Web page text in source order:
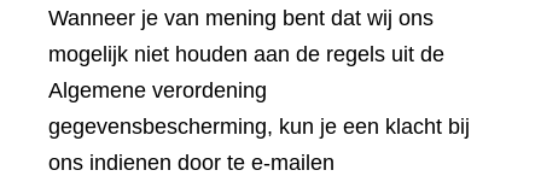
Wanneer je van mening bent dat wij ons
mogelijk niet houden aan de regels uit de
Algemene verordening
gegevensbescherming, kun je een klacht bij
ons indienen door te e-mailen